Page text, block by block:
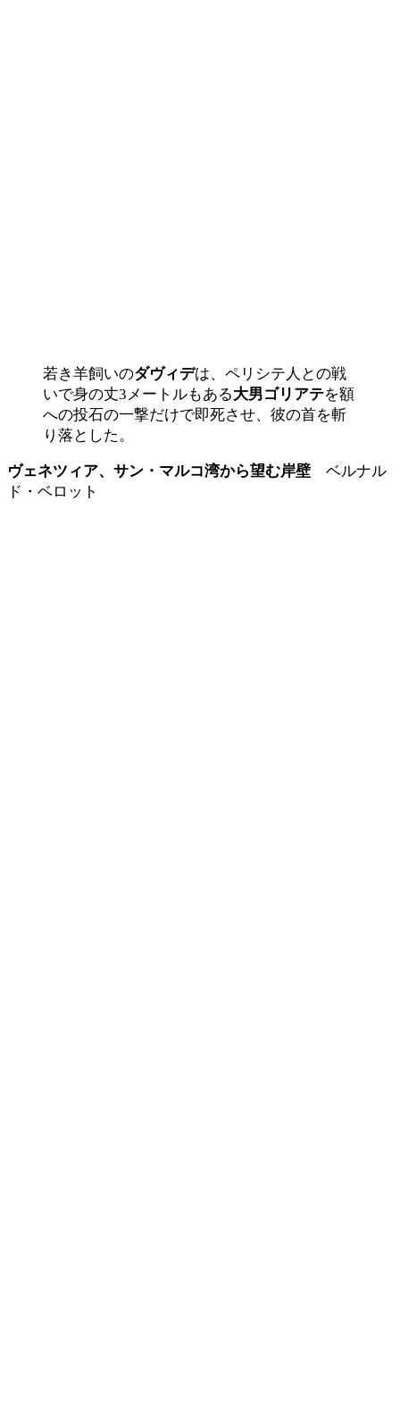
若き羊飼いのダヴィデは、ペリシテ人との戦
いで身の丈3メートルもある大男ゴリアテを額
への投石の一撃だけで即死させ、彼の首を斬
り落とした。
ヴェネツィア、サン・マルコ湾から望む岸壁 ベルナル
ド・ベロット